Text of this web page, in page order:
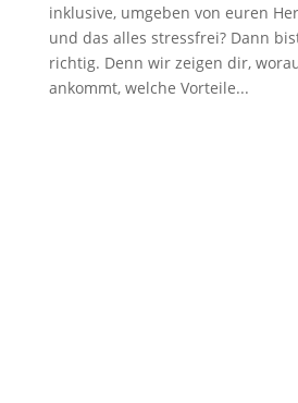
inklusive, umgeben von euren
und das alles stressfrei? Dann
richtig. Denn wir zeigen dir,
ankommt, welche Vorteile...